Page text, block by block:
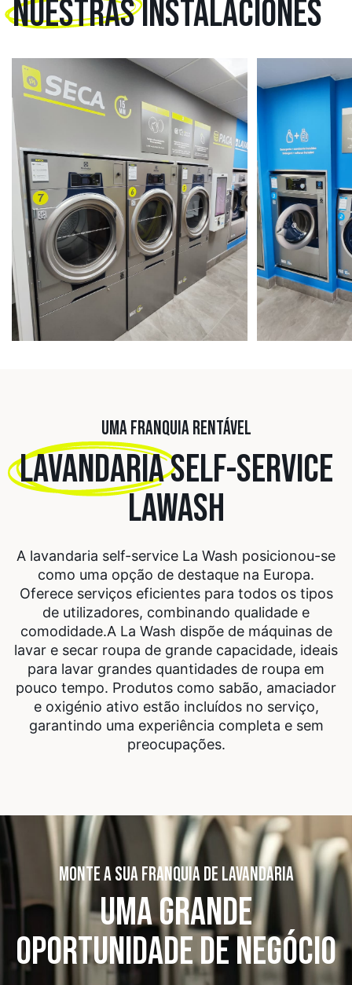
NUESTRASINSTALACIONES
UMA FRANQUIA RENTÁVEL
LAVANDARIASELF-SERVICE
LAWASH
A lavandaria self-service La Wash posicionou-se
como uma opção de destaque na Europa.
Oferece serviços eficientes para todos os tipos
de utilizadores, combinando qualidade e
comodidade.A La Wash dispõe de máquinas de
lavar e secar roupa de grande capacidade, ideais
para lavar grandes quantidades de roupa em
pouco tempo. Produtos como sabão, amaciador
e oxigénio ativo estão incluídos no serviço,
garantindo uma experiência completa e sem
preocupações.
MONTE A SUA FRANQUIA DE LAVANDARIA
UMA GRANDE
OPORTUNIDADE DE NEGÓCIO